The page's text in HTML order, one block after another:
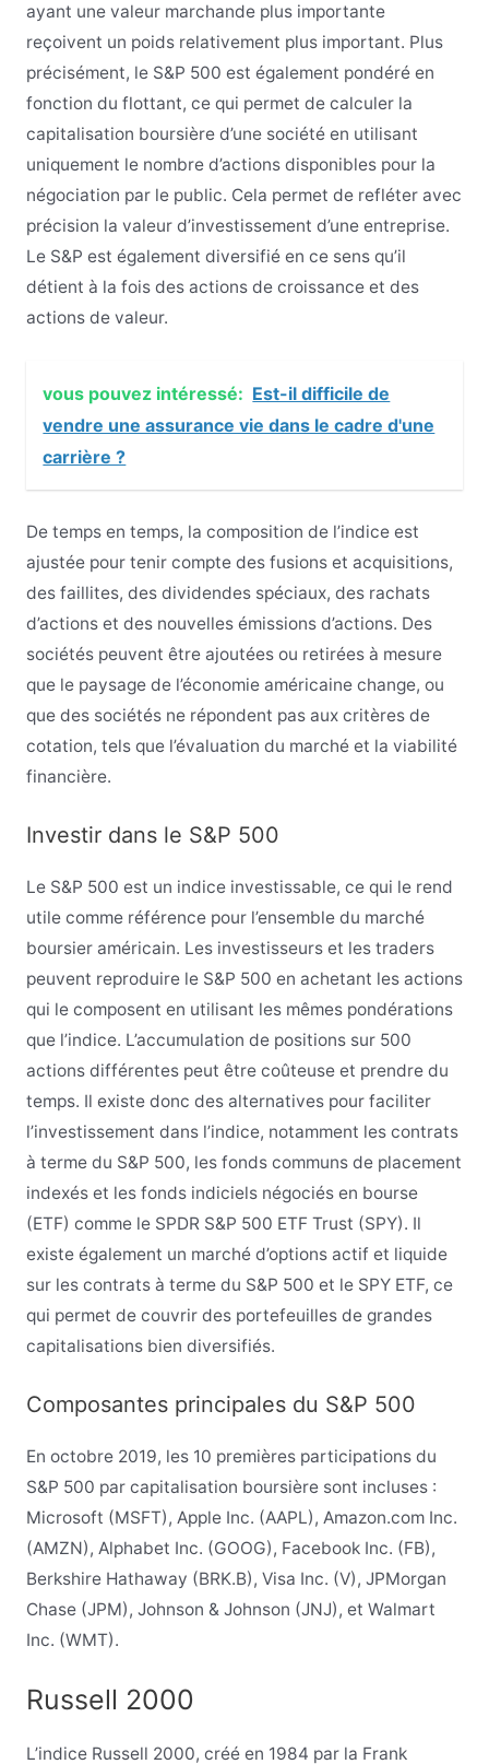
ayant une valeur marchande plus importante
reçoivent un poids relativement plus important. Plus
précisément, le S&P 500 est également pondéré en
fonction du flottant, ce qui permet de calculer la
capitalisation boursière d’une société en utilisant
uniquement le nombre d’actions disponibles pour la
négociation par le public. Cela permet de refléter avec
précision la valeur d’investissement d’une entreprise.
Le S&P est également diversifié en ce sens qu’il
détient à la fois des actions de croissance et des
actions de valeur.
vous pouvez intéressé: Est-il difficile de
vendre une assurance vie dans le cadre d'une
carrière ?
De temps en temps, la composition de l’indice est
ajustée pour tenir compte des fusions et acquisitions,
des faillites, des dividendes spéciaux, des rachats
d’actions et des nouvelles émissions d’actions. Des
sociétés peuvent être ajoutées ou retirées à mesure
que le paysage de l’économie américaine change, ou
que des sociétés ne répondent pas aux critères de
cotation, tels que l’évaluation du marché et la viabilité
financière.
Investir dans le S&P 500
Le S&P 500 est un indice investissable, ce qui le rend
utile comme référence pour l’ensemble du marché
boursier américain. Les investisseurs et les traders
peuvent reproduire le S&P 500 en achetant les actions
qui le composent en utilisant les mêmes pondérations
que l’indice. L’accumulation de positions sur 500
actions différentes peut être coûteuse et prendre du
temps. Il existe donc des alternatives pour faciliter
l’investissement dans l’indice, notamment les contrats
à terme du S&P 500, les fonds communs de placement
indexés et les fonds indiciels négociés en bourse
(ETF) comme le SPDR S&P 500 ETF Trust (SPY). Il
existe également un marché d’options actif et liquide
sur les contrats à terme du S&P 500 et le SPY ETF, ce
qui permet de couvrir des portefeuilles de grandes
capitalisations bien diversifiés.
Composantes principales du S&P 500
En octobre 2019, les 10 premières participations du
S&P 500 par capitalisation boursière sont incluses :
Microsoft (MSFT), Apple Inc. (AAPL), Amazon.com Inc.
(AMZN), Alphabet Inc. (GOOG), Facebook Inc. (FB),
Berkshire Hathaway (BRK.B), Visa Inc. (V), JPMorgan
Chase (JPM), Johnson & Johnson (JNJ), et Walmart
Inc. (WMT).
Russell 2000
L’indice Russell 2000, créé en 1984 par la Frank